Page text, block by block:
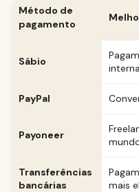
Método de
pagamento
Sábio
PayPal
Payoneer
Transferências
bancárias
mais